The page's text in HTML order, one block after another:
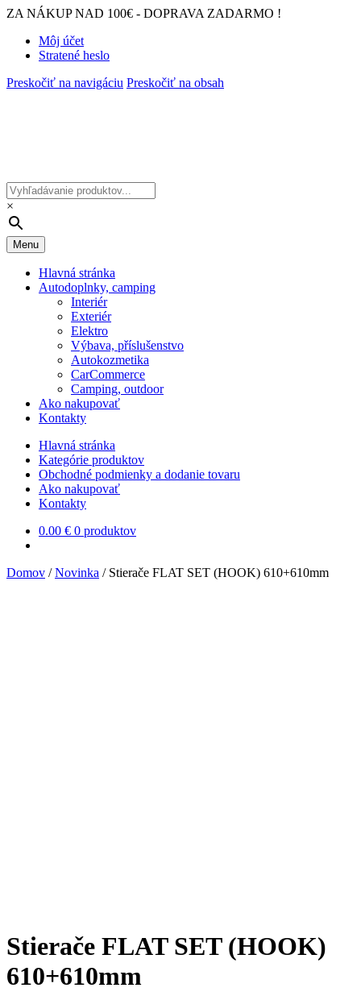
ZA NÁKUP NAD 100€ - DOPRAVA ZADARMO !
Môj účet
Stratené heslo
Preskočiť na navigáciu Preskočiť na obsah
×
Menu
Hlavná stránka
Autodoplnky, camping
Interiér
Exteriér
Elektro
Výbava, příslušenstvo
Autokozmetika
CarCommerce
Camping, outdoor
Ako nakupovať
Kontakty
Hlavná stránka
Kategórie produktov
Obchodné podmienky a dodanie tovaru
Ako nakupovať
Kontakty
0.00 € 0 produktov
Domov /Novinka / Stierače FLAT SET (HOOK) 610+610mm
Stierače FLAT SET (HOOK)
610+610mm